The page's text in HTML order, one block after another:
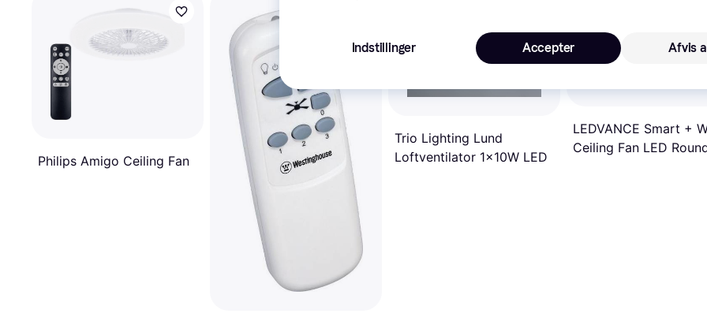
Philips Amigo Ceiling Fan
Trio Lighting Lund
Loftventilator 1x10W LED
LEDVANCE Smart +
Ceiling Fan LED
Indstillinger Afvis
Accepter